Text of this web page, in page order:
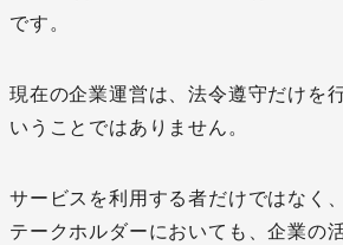
です。
現在の企業運営は、法令遵守だけを
いうことではありません。
サービスを利用する者だけではなく
テークホルダーにおいても、企業の